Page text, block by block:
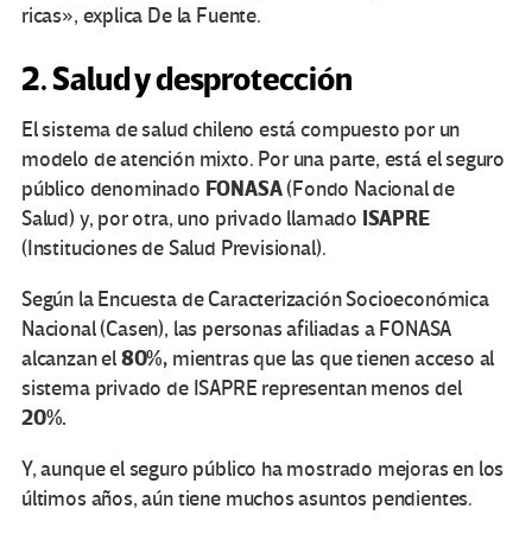
ricas», explica De la Fuente.
2. Salud y desprotección
El sistema de salud chileno está compuesto por un
modelo de atención mixto. Por una parte, está el seguro
público denominado FONASA(Fondo Nacional de
Salud) y, por otra, uno privado llamado ISAPRE
(Instituciones de Salud Previsional).
Según la Encuesta de Caracterización Socioeconómica
Nacional (Casen), las personas afiliadas a FONASA
alcanzan el80%, mientras que las que tienen acceso al
sistema privado de ISAPRE representan menos del
20%.
Y, aunque el seguro público ha mostrado mejoras en los
últimos años, aún tiene muchos asuntos pendientes.